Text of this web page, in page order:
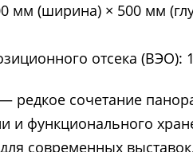
мм (ширина) × 500 мм
отсека (ВЭО):
редкое сочетание
и функционального
современных